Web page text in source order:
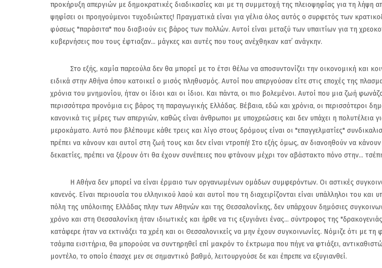
προκήρυξη απεργιών με δημοκρατικές διαδικασίες και με τη συμμετοχή της πλειοψηφίας για τη λήψη
ψηφίσει οι προηγούμενοι τυχοδιώκτες! Πραγματικά είναι για γέλια όλος αυτός ο συρφετός των
φύσεως "παράσιτα" που διαβιούν εις βάρος των πολλών. Αυτοί είναι μεταξύ των υπαιτίων για τη
κυβερνήσεις που τους έφτιαξαν... μάγκες και αυτές που τους ανέχθηκαν κατ΄ ανάγκην.
Στο εξής, καμία παρεούλα δεν θα μπορεί με το έτσι θέλω να αποσυντονίζει την οικονομική και
ειδικά στην Αθήνα όπου κατοικεί ο μισός πληθυσμός. Αυτοί που απεργούσαν είτε στις εποχές της
χρόνια του μνημονίου, ήταν οι ίδιοι και οι ίδιοι. Και πάντα, οι πιο βολεμένοι. Αυτοί που μια ζωή
περισσότερα προνόμια εις βάρος τη παραγωγικής Ελλάδας. Βέβαια, εδώ και χρόνια, οι περισσότεροι
κανονικά τις μέρες των απεργιών, καθώς είναι άνθρωποι με υποχρεώσεις και δεν υπάχει η πολυτέλεια
μεροκάματο. Αυτό που βλέπουμε κάθε τρεις και λίγο στους δρόμους είναι οι "επαγγελματίες"
πρέπει να κάνουν και αυτοί στη ζωή τους και δεν είναι ντροπή! Στο εξής όμως, αν διανοηθούν να
δεκαετίες, πρέπει να ξέρουν ότι θα έχουν συνέπειες που φτάνουν μέχρι τον αβάστακτο πόνο στην...
Η Αθήνα δεν μπορεί να είναι έρμαιο των οργανωμένων ομάδων συμφερόντων. Οι αστικές
κανενός. Είναι περιουσία του ελληνικού λαού και αυτοί που τη διαχειρίζονται είναι υπάλληλοι του και
πόλη της υπόλοιπης Ελλάδας πλην των Αθηνών και της Θεσσαλονίκης, δεν υπάρχουν δημόσιες
χρόνο και στη Θεσσαλονίκη ήταν ιδιωτικές και ήρθε να τις εξυγιάνει ένας... σύντροφος της
κατάφερε ήταν να εκτινάξει τα χρέη και οι Θεσσαλονικείς να μην έχουν συγκοινωνίες. Νόμιζε ότι με τη
τσάμπα εισιτήρια, θα μπορούσε να συντηρηθεί επί μακρόν το έκτρωμα που πήγε να φτιάξει,
μοντέλο, το οποίο έπασχε μεν σε σημαντικό βαθμό, λειτουργούσε δε και έπρεπε να εξυγιανθεί.